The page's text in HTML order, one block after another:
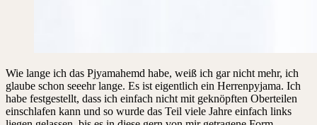
Wie lange ich das Pjyamahemd habe, weiß ich gar nicht mehr, ich
glaube schon seeehr lange. Es ist eigentlich ein Herrenpyjama. Ich
habe festgestellt, dass ich einfach nicht mit geknöpften Oberteilen
einschlafen kann und so wurde das Teil viele Jahre einfach links